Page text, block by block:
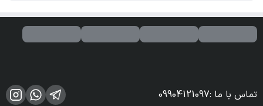
تماس با ما :
09904121097